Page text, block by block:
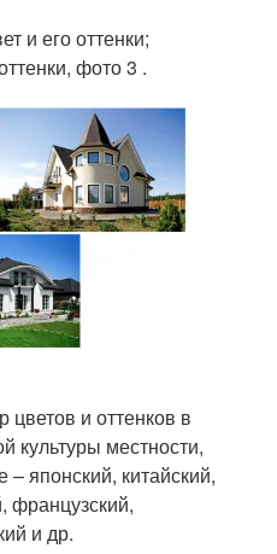
и его оттенки;
фото 3 .
цветов и оттенков в
культуры местности,
японский, китайский,
французский,
и др.